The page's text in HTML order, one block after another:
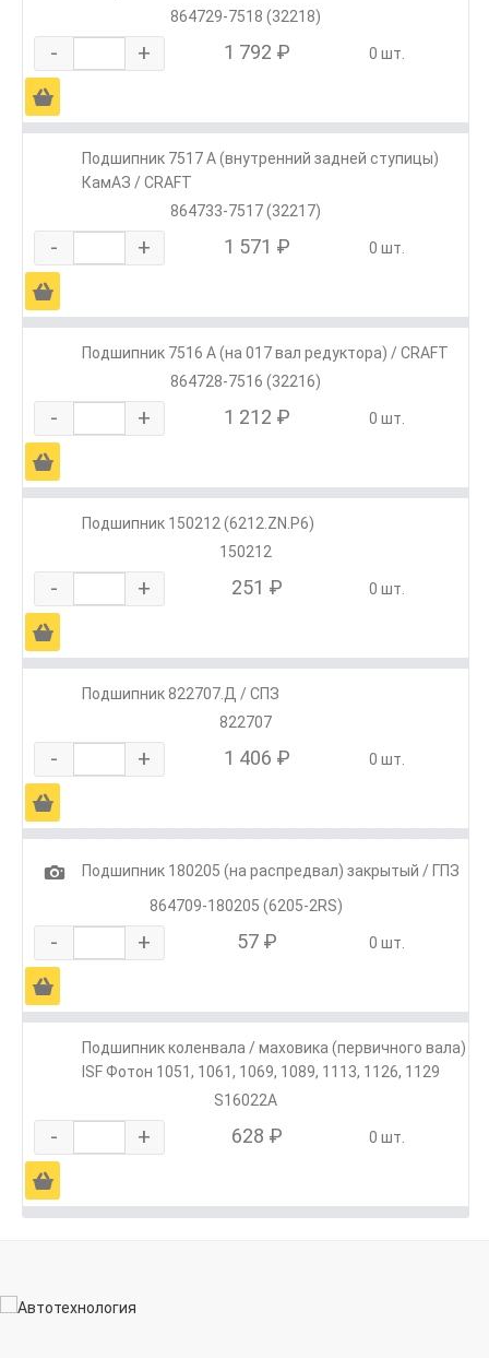
864729-7518 (32218)
- + 1 792 ₽ 0 шт.
Ä
Подшипник 7517 А (внутренний задней ступицы)
КамАЗ / CRAFT
864733-7517 (32217)
- + 1 571 ₽ 0 шт.
Ä
Подшипник 7516 А (на 017 вал редуктора) / CRAFT
864728-7516 (32216)
- + 1 212 ₽ 0 шт.
Ä
Подшипник 150212 (6212.ZN.P6)
150212
- + 251 ₽ 0 шт.
Ä
Подшипник 822707.Д / СПЗ
822707
- + 1 406 ₽ 0 шт.
Ä
1
Подшипник 180205 (на распредвал) закрытый / ГПЗ
864709-180205 (6205-2RS)
- + 57 ₽ 0 шт.
Ä
Подшипник коленвала / маховика (первичного вала)
ISF Фотон 1051, 1061, 1069, 1089, 1113, 1126, 1129
S16022A
- + 628 ₽ 0 шт.
Ä